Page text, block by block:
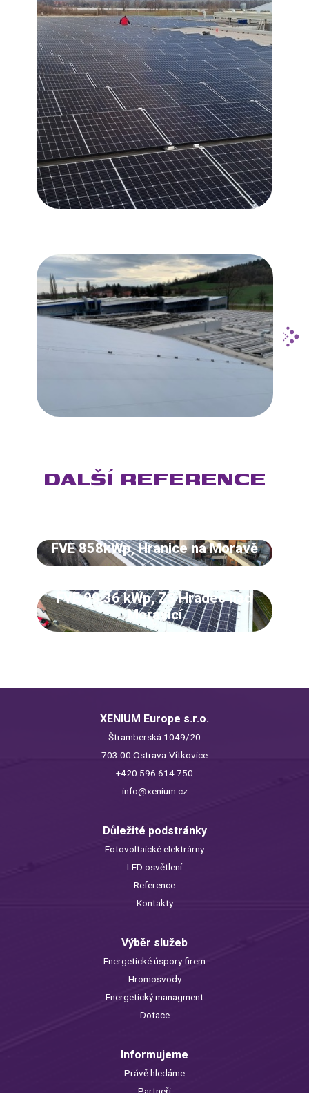
DALŠÍ REFERENCE
FVE 858kWp, Hranice na Moravě
FVE 99,36 kWp, ZŠ Hradec nad
Moravicí
XENIUM Europe s.r.o.
Štramberská 1049/20
703 00 Ostrava-Vítkovice
+420 596 614 750
info@xenium.cz
Důležité podstránky
Fotovoltaické elektrárny
LED osvětlení
Reference
Kontakty
Výběr služeb
Energetické úspory firem
Hromosvody
Energetický managment
Dotace
Informujeme
Právě hledáme
Partneři